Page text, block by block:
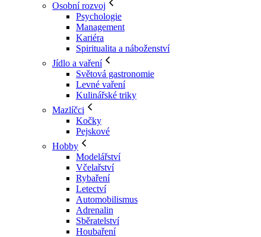
Osobní rozvoj
Psychologie
Management
Kariéra
Spiritualita a náboženství
Jídlo a vaření
Světová gastronomie
Levné vaření
Kulinářské triky
Mazlíčci
Kočky
Pejskové
Hobby
Modelářství
Včelařství
Rybaření
Letectví
Automobilismus
Adrenalin
Sběratelství
Houbaření